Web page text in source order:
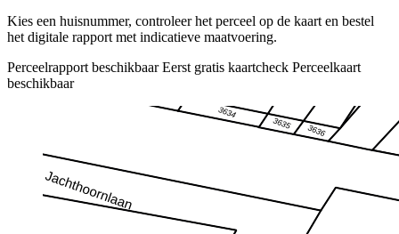
Kies een huisnummer, controleer het perceel op de kaart en bestel
het digitale rapport met indicatieve maatvoering.
Perceelrapport beschikbaar Eerst gratis kaartcheck Perceelkaart
beschikbaar